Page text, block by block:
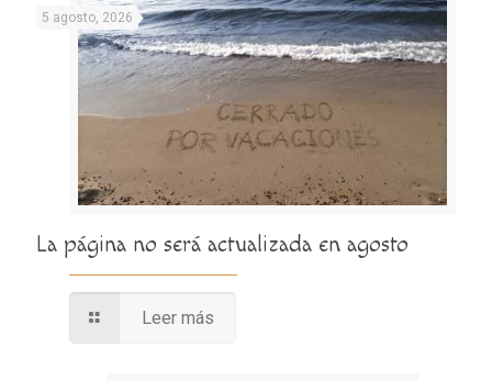
5 agosto, 2026
La página no será actualizada en agosto
Leer más